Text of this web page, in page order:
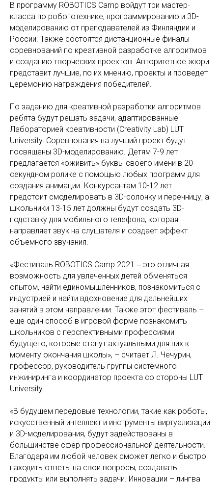
В программу ROBOTICS Camp войдут три мастер-
класса по робототехнике, программированию и 3D-
моделированию от преподавателей из Финляндии и
России. Также состоятся дистанционные финалы
соревнований по креативной разработке алгоритмов
и созданию творческих проектов. Авторитетное жюри
представит лучшие, по их мнению, проекты и проведет
церемонию награждения победителей.
По заданию для креативной разработки алгоритмов
ребята будут решать задачи, адаптированные
Лабораторией креативности (Creativity Lab) LUT
University. Соревнования на лучший проект будут
посвящены 3D-моделированию. Детям 7-9 лет
предлагается «оживить» буквы своего имени в 20-
секундном ролике с помощью любых программ для
создания анимации. Конкурсантам 10-12 лет
предстоит смоделировать в 3D-солонку и перечницу, а
школьники 13-15 лет должны будут создать 3D-
подставку для мобильного телефона, которая
направляет звук на слушателя и создает эффект
объемного звучания.
«Фестиваль ROBOTICS Camp 2021 ‒ это отличная
возможность для увлеченных детей обменяться
опытом, найти единомышленников, познакомиться с
индустрией и найти вдохновение для дальнейших
занятий в этом направлении. Также этот фестиваль –
еще один способ в игровой форме познакомить
школьников с перспективными профессиями
будущего, которые станут актуальными для них к
моменту окончания школы», – считает Л. Чечурин,
профессор, руководитель группы системного
инжиниринга и координатор проекта со стороны LUT
University.
«В будущем передовые технологии, такие как роботы,
искусственный интеллект и инструменты виртуализации
и 3D-моделирования, будут задействованы в
большинстве сфер профессиональной деятельности.
Благодаря им любой человек сможет легко и быстро
находить ответы на свои вопросы, создавать
продукты или выполнять задачи. Инновации – лингва